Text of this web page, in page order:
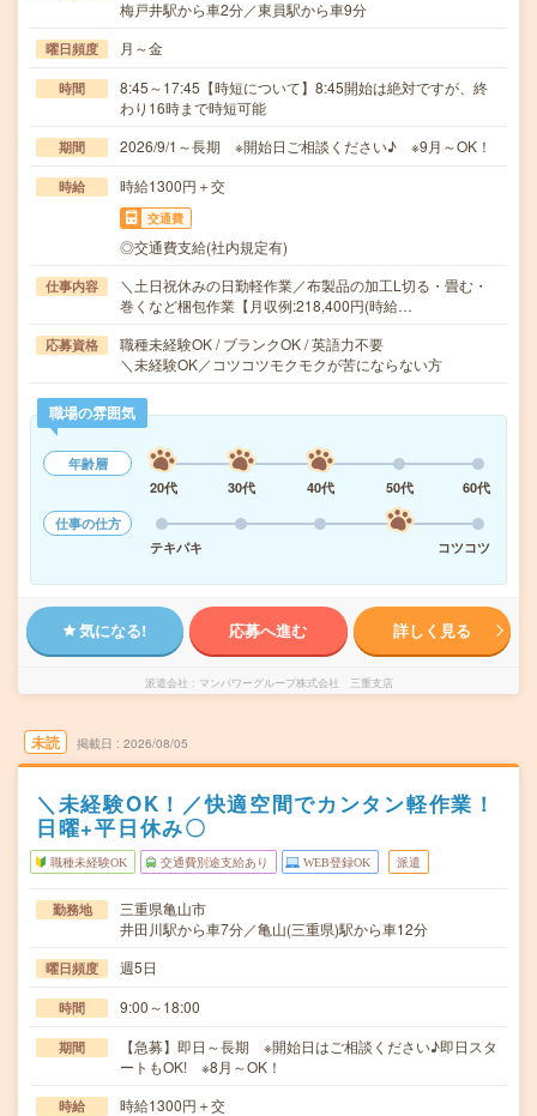
梅戸井駅から車2分／東員駅から車9分
曜日頻度 月～金
時間
8:45～17:45【時短について】8:45開始は絶対ですが、終
わり16時まで時短可能
期間 2026/9/1～長期 ※開始日ご相談ください♪ ※9月～OK！
時給 時給1300円＋交
交通費
◎交通費支給(社内規定有)
仕事内容
＼土日祝休みの日勤軽作業／布製品の加工L切る・畳む・
巻くなど梱包作業【月収例:218,400円(時給…
応募資格
職種未経験OK / ブランクOK / 英語力不要
＼未経験OK／コツコツモクモクが苦にならない方
職場の雰囲気
年齢層
20代
30代 40代 50代
60代
仕事の仕方
テキパキ
コツコツ
気になる! 応募へ進む 詳しく見る
派遣会社 マンパワーグループ株式会社 三重支店
未読 掲載日 2026/08/05
＼未経験OK！／快適空間でカンタン軽作業！
日曜+平日休み〇
職種未経験OK 交通費別途支給あり WEB登録OK 派遣
勤務地
三重県亀山市
井田川駅から車7分／亀山(三重県)駅から車12分
曜日頻度 週5日
時間 9:00～18:00
期間
【急募】即日～長期 ※開始日はご相談ください♪即日スタ
ートもOK! ※8月～OK！
時給 時給1300円＋交